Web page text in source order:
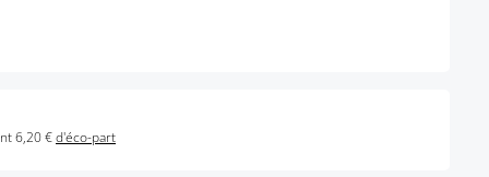
6,20 €d'éco-part